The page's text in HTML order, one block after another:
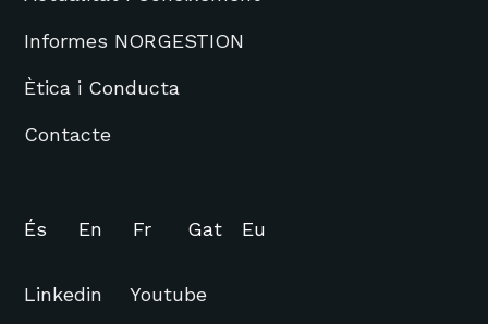
Informes NORGESTION
Ètica i Conducta
Contacte
És En Fr Gat Eu
Linkedin Youtube